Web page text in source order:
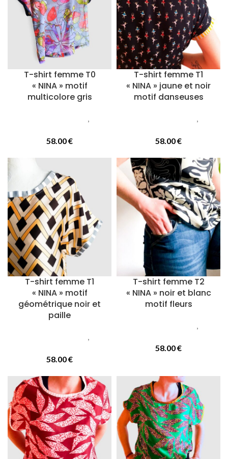
T-shirt femme T0
« NINA » motif
multicolore gris
,
58.00€
T-shirt femme T1
« NINA » jaune et noir
motif danseuses
,
58.00€
T-shirt femme T1
« NINA » motif
géométrique noir et
paille
,
58.00€
T-shirt femme T2
« NINA » noir et blanc
motif fleurs
,
58.00€